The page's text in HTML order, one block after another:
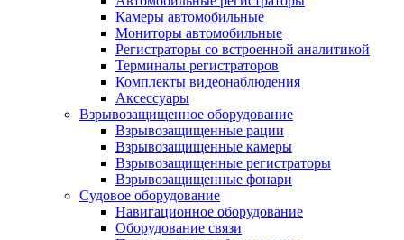
Камеры автомобильные
Мониторы автомобильные
Регистраторы со встроенной аналитикой
Терминалы регистраторов
Комплекты видеонаблюдения
Аксессуары
Взрывозащищенное оборудование
Взрывозащищенные рации
Взрывозащищенные камеры
Взрывозащищенные регистраторы
Взрывозащищенные фонари
Судовое оборудование
Навигационное оборудование
Оборудование связи